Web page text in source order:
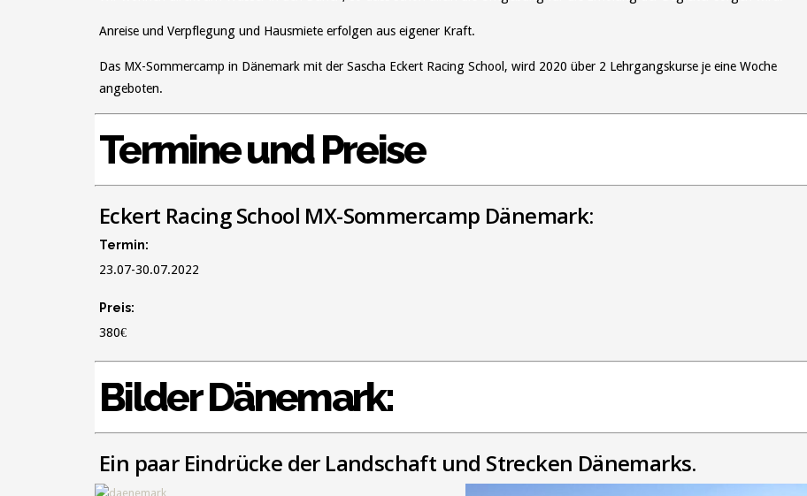
Anreise und Verpflegung und Hausmiete erfolgen aus eigener Kraft.
Das MX-Sommercamp in Dänemark mit der Sascha Eckert Racing School, wird 2020 über 2 Lehrgangskurse je eine Woche
angeboten.
Termine und Preise
Eckert Racing School MX-Sommercamp Dänemark:
Termin:
23.07-30.07.2022
Preis:
380€
Bilder Dänemark:
Ein paar Eindrücke der Landschaft und Strecken Dänemarks.